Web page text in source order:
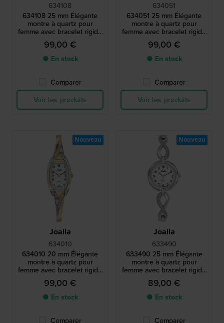
634108
634108 25 mm Élégante
montre à quartz pour
femme avec bracelet rigide
et cristaux.
99,00 €
● En stock
Comparer
Voir les produits
634051
634051 25 mm Élégante
montre à quartz pour
femme avec bracelet rigide
et cristaux.
99,00 €
● En stock
Comparer
Voir les produits
Joalia
634010
634010 20 mm Élégante
montre à quartz pour
femme avec bracelet rigide
et cristaux.
99,00 €
● En stock
Comparer
Nouveau
Joalia
633490
633490 25 mm Élégante
montre à quartz pour
femme avec bracelet rigide
et cristaux.
89,00 €
● En stock
Comparer
Nouveau